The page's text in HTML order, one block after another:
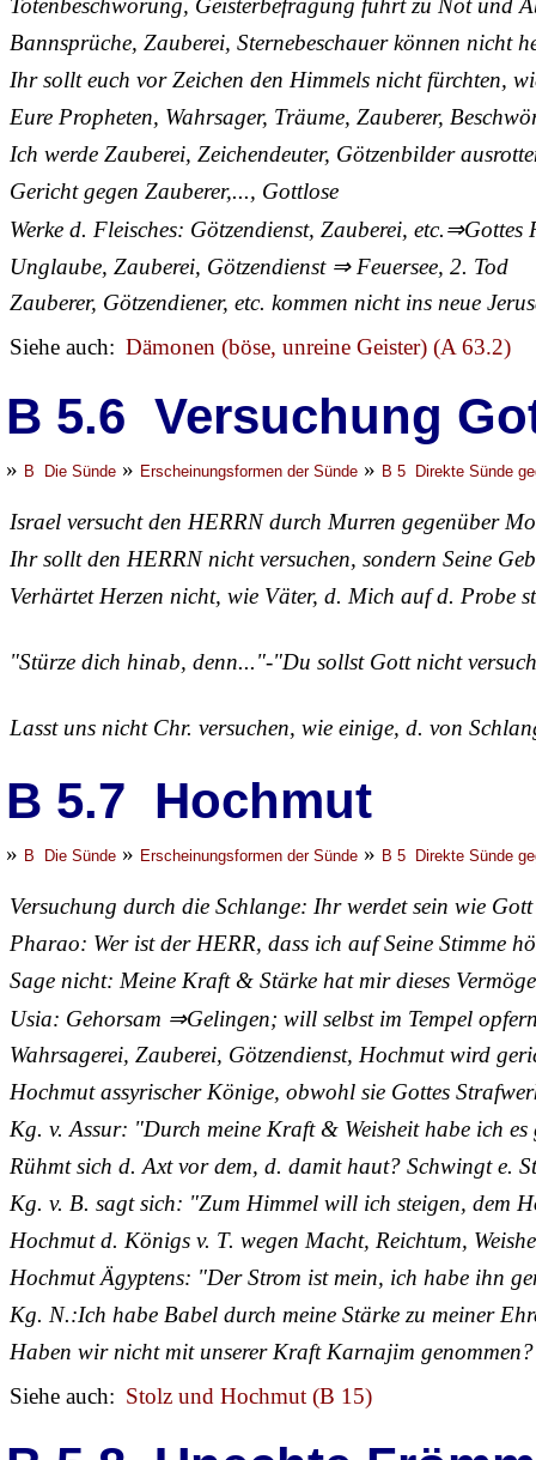
Bannsprüche, Zauberei, Sternebeschauer können nicht
Ihr sollt euch vor Zeichen den Himmels nicht fürchten,
Eure Propheten, Wahrsager, Träume, Zauberer,
Ich werde Zauberei, Zeichendeuter, Götzenbilder
Gericht gegen Zauberer,..., Gottlose
Werke d. Fleisches: Götzendienst, Zauberei, etc.⇒Gottes
Unglaube, Zauberei, Götzendienst ⇒ Feuersee, 2. Tod
Zauberer, Götzendiener, etc. kommen nicht ins neue
Siehe auch: Dämonen (böse, unreine Geister) (A 63.2)
B 5.6 Versuchung
» B Die Sünde » Erscheinungsformen der Sünde » B 5 Direkte Sünde
Israel versucht den HERRN durch Murren gegenüber
Ihr sollt den HERRN nicht versuchen, sondern Seine
Verhärtet Herzen nicht, wie Väter, d. Mich auf d. Probe
"Stürze dich hinab, denn..."-"Du sollst Gott nicht
Lasst uns nicht Chr. versuchen, wie einige, d. von
B 5.7 Hochmut
» B Die Sünde » Erscheinungsformen der Sünde » B 5 Direkte Sünde
Versuchung durch die Schlange: Ihr werdet sein wie Gott
Pharao: Wer ist der HERR, dass ich auf Seine Stimme
Sage nicht: Meine Kraft & Stärke hat mir dieses
Usia: Gehorsam ⇒Gelingen; will selbst im Tempel
Wahrsagerei, Zauberei, Götzendienst, Hochmut wird
Hochmut assyrischer Könige, obwohl sie Gottes
Kg. v. Assur: "Durch meine Kraft & Weisheit habe ich es
Rühmt sich d. Axt vor dem, d. damit haut? Schwingt e.
Kg. v. B. sagt sich: "Zum Himmel will ich steigen, dem
Hochmut d. Königs v. T. wegen Macht, Reichtum,
Hochmut Ägyptens: "Der Strom ist mein, ich habe ihn
Kg. N.:Ich habe Babel durch meine Stärke zu meiner
Haben wir nicht mit unserer Kraft Karnajim genommen?
Siehe auch: Stolz und Hochmut (B 15)